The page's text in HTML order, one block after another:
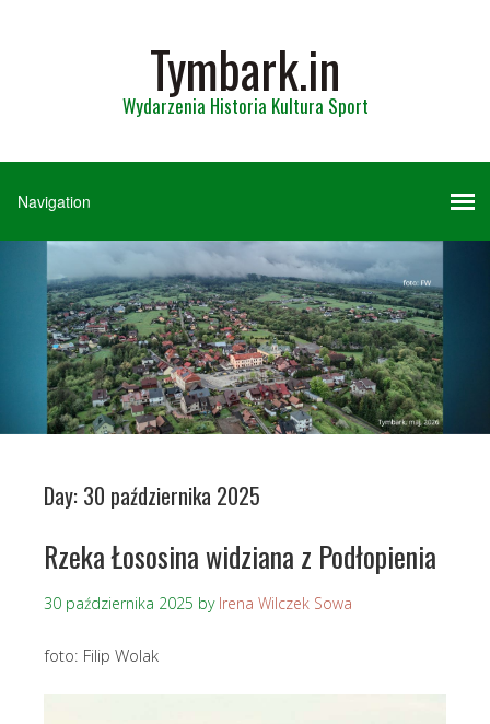
Tymbark.in
Wydarzenia Historia Kultura Sport
Day: 30 października 2025
Rzeka Łososina widziana z Podłopienia
30 października 2025 by Irena Wilczek Sowa
foto: Filip Wolak